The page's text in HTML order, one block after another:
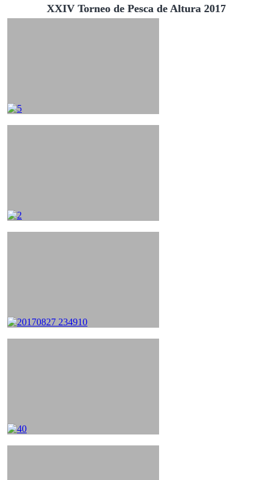
XXIV Torneo de Pesca de Altura 2017